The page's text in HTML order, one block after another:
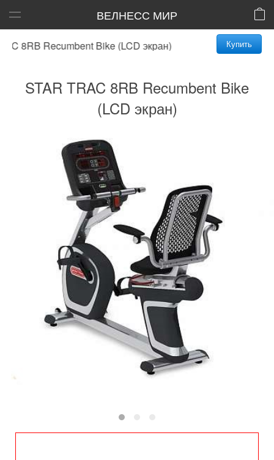
ВЕЛНЕСС МИР
8RB Recumbent Bike (LCD экран) Купить
STAR TRAC 8RB Recumbent Bike
(LCD экран)